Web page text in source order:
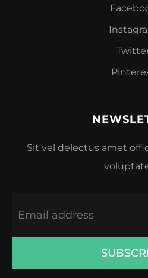
Sit vel delectus amet